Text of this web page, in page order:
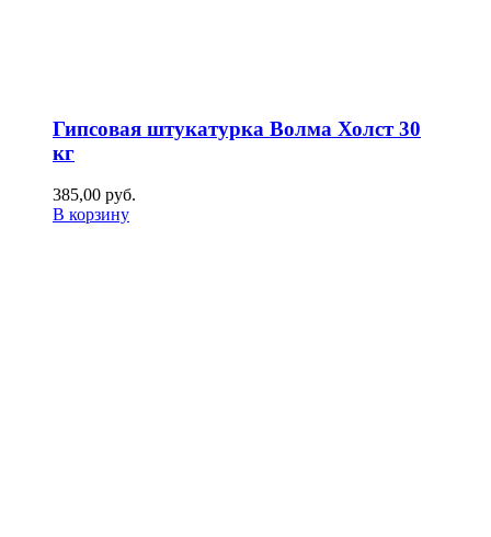
Гипсовая штукатурка Волма Холст 30
кг
385,00 руб.
В корзину